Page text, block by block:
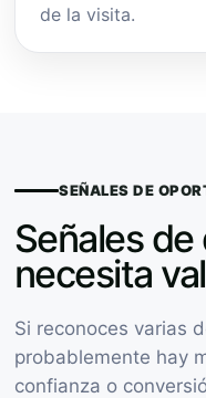
de la visita.
SEÑALES DE
Señales
necesita
Si reconoces varias
probablemente hay
confianza o